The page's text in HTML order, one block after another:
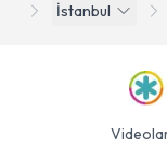
İstanbul